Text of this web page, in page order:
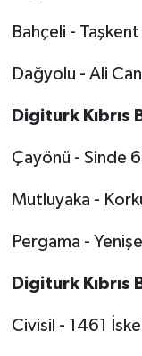
Bahçeli - Taşkent
Dağyolu - Ali
Digiturk Kıbrıs
Çayönü - Sinde
Mutluyaka -
Pergama -
Digiturk Kıbrıs
Civisil - 1461